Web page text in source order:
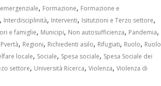
, Formazione, Formazione e
, Interdisciplinità, Interventi, Isitutzioni e Terzo settore,
e famiglie, Municipi, Non autosufficienza, Pandemia,
Pvertà, Regioni, Richiedenti asilo, Rifugiati, Ruolo, Ruolo
locale, Sociale, Spesa sociale, Spesa Sociale dei
settore, Università Ricerca, Violenza, Violenza di